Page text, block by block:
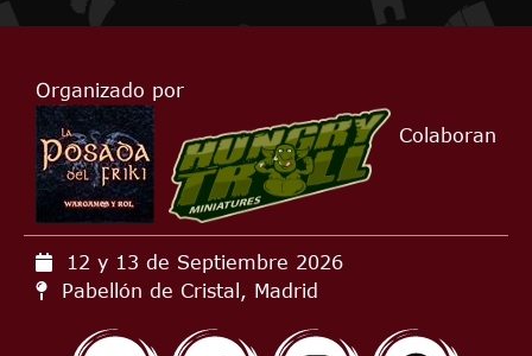
Organizado por
Colaboran
12 y 13 de Septiembre 2026
Pabellón de Cristal, Madrid